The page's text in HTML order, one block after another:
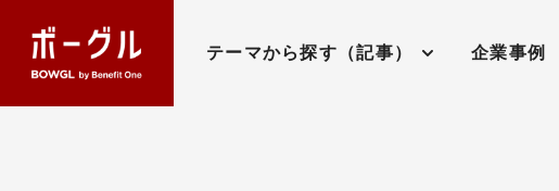
テーマから探す（記事） 企業事例